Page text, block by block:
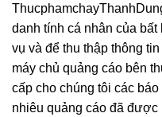
danh tính cá nhân của
vụ và để thu thập thông
máy chủ quảng cáo bên
cấp cho chúng tôi các
nhiêu quảng cáo đã được